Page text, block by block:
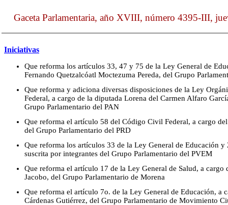
Gaceta Parlamentaria, año XVIII, número 4395-III,
Iniciativas
Que reforma los artículos 33, 47 y 75 de la Ley General de
Fernando Quetzalcóatl Moctezuma Pereda, del Grupo
Que reforma y adiciona diversas disposiciones de la Ley
Federal, a cargo de la diputada Lorena del Carmen Alfaro
Grupo Parlamentario del PAN
Que reforma el artículo 58 del Código Civil Federal, a cargo
del Grupo Parlamentario del PRD
Que reforma los artículos 33 de la Ley General de Educación
suscrita por integrantes del Grupo Parlamentario del PVEM
Que reforma el artículo 17 de la Ley General de Salud, a cargo
Jacobo, del Grupo Parlamentario de Morena
Que reforma el artículo 7o. de la Ley General de Educación, a
Cárdenas Gutiérrez, del Grupo Parlamentario de Movimiento